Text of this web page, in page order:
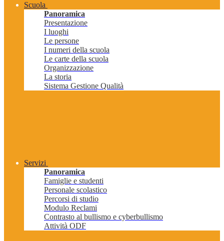
Scuola
Panoramica
Presentazione
I luoghi
Le persone
I numeri della scuola
Le carte della scuola
Organizzazione
La storia
Sistema Gestione Qualità
Servizi
Panoramica
Famiglie e studenti
Personale scolastico
Percorsi di studio
Modulo Reclami
Contrasto al bullismo e cyberbullismo
Attività ODF